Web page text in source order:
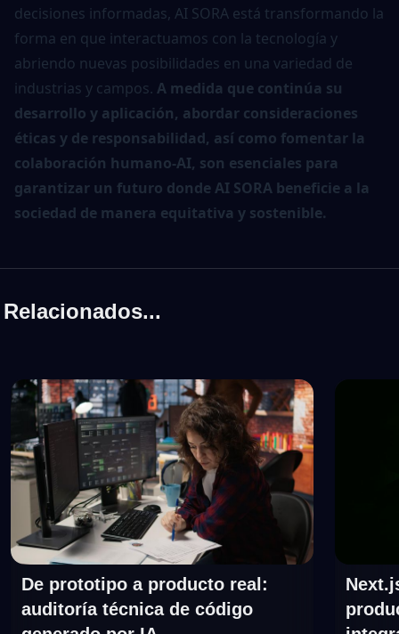
decisiones informadas, AI SORA está transformando la
forma en que interactuamos con la tecnología y
abriendo nuevas posibilidades en una variedad de
industrias y campos. A medida que continúa su
desarrollo y aplicación, abordar consideraciones
éticas y de responsabilidad, así como fomentar la
colaboración humano-AI, son esenciales para
garantizar un futuro donde AI SORA beneficie a la
sociedad de manera equitativa y sostenible.
Relacionados...
De prototipo a producto real:
auditoría técnica de código